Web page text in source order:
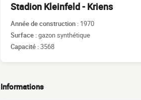
Stadion Kleinfeld - Kriens
Année de construction : 1970
Surface :gazon synthétique
Capacité :3568
Informations